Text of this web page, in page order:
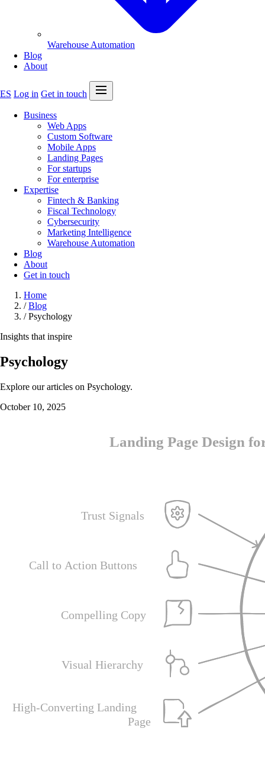
Warehouse Automation
Blog
About
ES Log in Get in touch
Open menu
Business
Web Apps
Custom Software
Mobile Apps
Landing Pages
For startups
For enterprise
Expertise
Fintech & Banking
Fiscal Technology
Cybersecurity
Marketing Intelligence
Warehouse Automation
Blog
About
Get in touch
Home
/ Blog
/ Psychology
Insights that inspire
Psychology
Explore our articles on Psychology.
October 10, 2025